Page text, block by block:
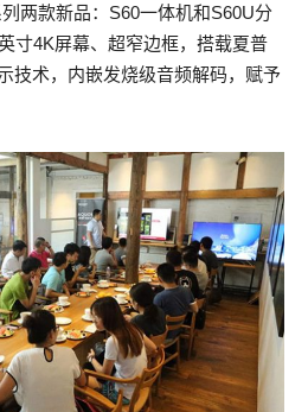
两款新品：S60一体机和S60U分
寸4K屏幕、超窄边框，搭载夏普
技术，内嵌发烧级音频解码，赋予